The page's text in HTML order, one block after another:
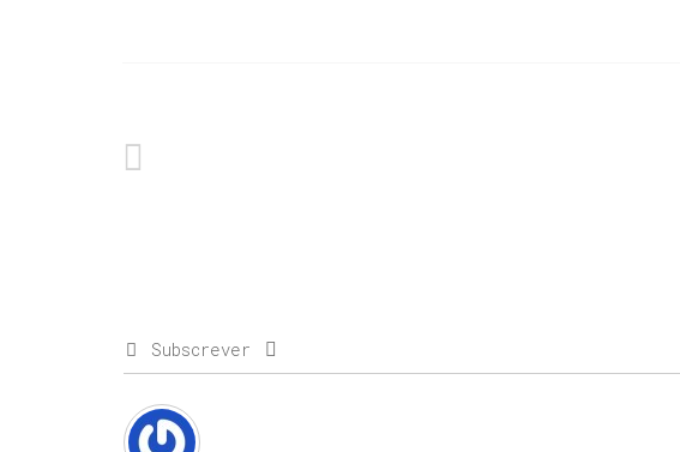
Subscrever